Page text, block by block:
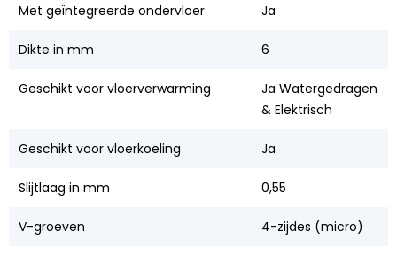
Met geïntegreerde ondervloer Ja
Dikte in mm 6
Geschikt voor vloerverwarming
Ja Watergedragen
& Elektrisch
Geschikt voor vloerkoeling Ja
Slijtlaag in mm 0,55
V-groeven 4-zijdes (micro)